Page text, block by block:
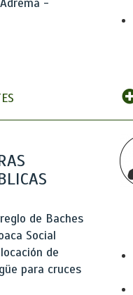
-
de Baches
Social
de
para cruces